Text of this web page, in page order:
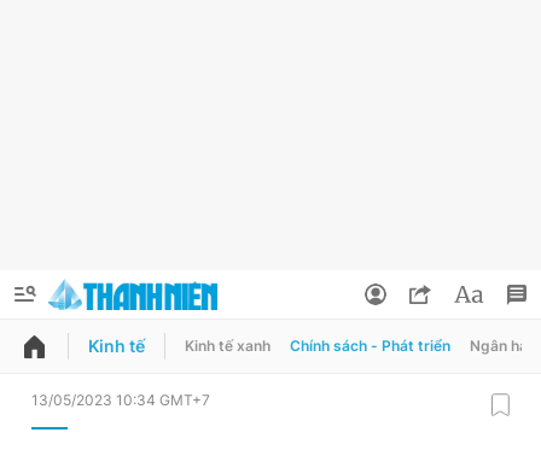
QUẢNG CÁO
Kinh tế Kinh tế xanh Chính sách - Phát triển Ngân
13/05/2023 10:34 GMT+7